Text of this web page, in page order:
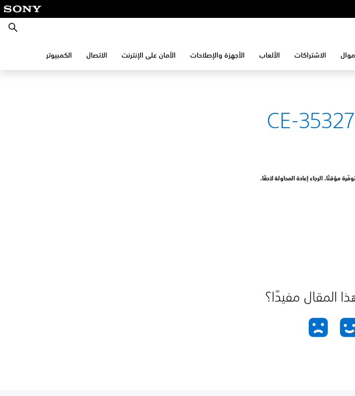
بحث
الاشتراكات الألعاب الأجهزة والإصلاحات الأمان على الإنترنت الاتصال الكمبيوتر
المقال مفيدًا؟